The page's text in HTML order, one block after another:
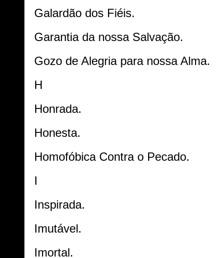
Galardão dos Fiéis.
Garantia da nossa Salvação.
Gozo de Alegria para nossa Alma.
H
Honrada.
Honesta.
Homofóbica Contra o Pecado.
I
Inspirada.
Imutável.
Imortal.